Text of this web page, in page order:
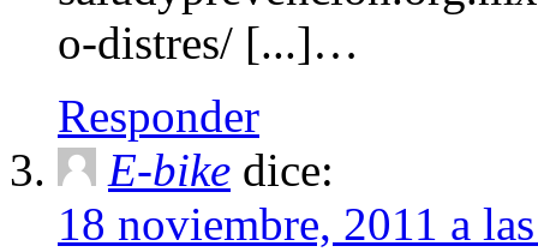
o-distres/ [...]…
Responder
E-bike dice:
18 noviembre, 2011 a